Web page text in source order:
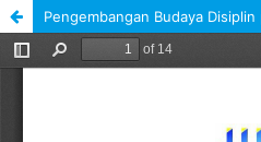
Pengembangan Budaya Disiplin